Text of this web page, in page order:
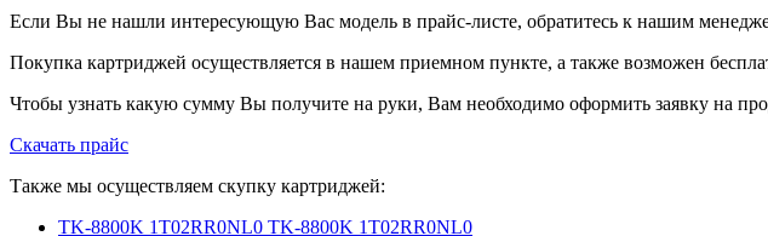
Если Вы не нашли интересующую Вас модель в прайс-листе, обратитесь к нашим
Покупка картриджей осуществляется в нашем приемном пункте, а также возможен
Чтобы узнать какую сумму Вы получите на руки, Вам необходимо оформить заявку на
Скачать прайс
Также мы осуществляем скупку картриджей:
TK-8800K 1T02RR0NL0 TK-8800K 1T02RR0NL0